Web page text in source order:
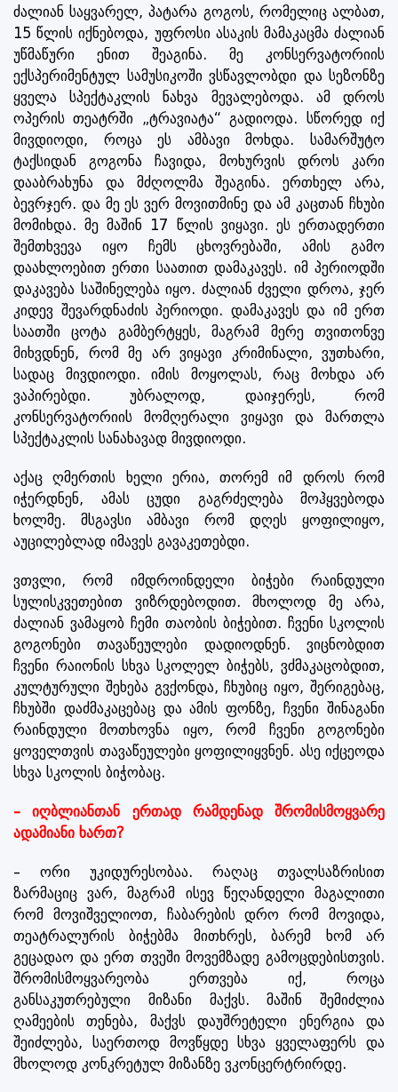
ძალიან საყვარელ, პატარა გოგოს, რომელიც ალბათ,
15 წლის იქნებოდა, უფროსი ასაკის მამაკაცმა ძალიან
უწმაწური ენით შეაგინა. მე კონსერვატორიის
ექსპერიმენტულ სამუსიკოში ვსწავლობდი და სეზონზე
ყველა სპექტაკლის ნახვა მევალებოდა. ამ დროს
ოპერის თეატრში „ტრავიატა“ გადიოდა. სწორედ იქ
მივდიოდი, როცა ეს ამბავი მოხდა. სამარშუტო
ტაქსიდან გოგონა ჩავიდა, მოხურვის დროს კარი
დააბრახუნა და მძღოლმა შეაგინა. ერთხელ არა,
ბევრჯერ. და მე ეს ვერ მოვითმინე და ამ კაცთან ჩხუბი
მომიხდა. მე მაშინ 17 წლის ვიყავი. ეს ერთადერთი
შემთხვევა იყო ჩემს ცხოვრებაში, ამის გამო
დაახლოებით ერთი საათით დამაკავეს. იმ პერიოდში
დაკავება საშინელება იყო. ძალიან ძველი დროა, ჯერ
კიდევ შევარდნაძის პერიოდი. დამაკავეს და იმ ერთ
საათში ცოტა გამბერტყეს, მაგრამ მერე თვითონვე
მიხვდნენ, რომ მე არ ვიყავი კრიმინალი, ვუთხარი,
სადაც მივდიოდი. იმის მოყოლას, რაც მოხდა არ
ვაპირებდი. უბრალოდ, დაიჯერეს, რომ
კონსერვატორიის მომღერალი ვიყავი და მართლა
სპექტაკლის სანახავად მივდიოდი.
აქაც ღმერთის ხელი ერია, თორემ იმ დროს რომ
იჭერდნენ, ამას ცუდი გაგრძელება მოჰყვებოდა
ხოლმე. მსგავსი ამბავი რომ დღეს ყოფილიყო,
აუცილებლად იმავეს გავაკეთებდი.
ვთვლი, რომ იმდროინდელი ბიჭები რაინდული
სულისკვეთებით ვიზრდებოდით. მხოლოდ მე არა,
ძალიან ვამაყობ ჩემი თაობის ბიჭებით. ჩვენი სკოლის
გოგონები თავაწეულები დადიოდნენ. ვიცნობდით
ჩვენი რაიონის სხვა სკოლელ ბიჭებს, ვძმაკაცობდით,
კულტურული შეხება გვქონდა, ჩხუბიც იყო, შერიგებაც,
ჩხუბში დაძმაკაცებაც და ამის ფონზე, ჩვენი შინაგანი
რაინდული მოთხოვნა იყო, რომ ჩვენი გოგონები
ყოველთვის თავაწეულები ყოფილიყვნენ. ასე იქცეოდა
სხვა სკოლის ბიჭობაც.
– იღბლიანთან ერთად რამდენად შრომისმოყვარე
ადამიანი ხართ?
– ორი უკიდურესობაა. რაღაც თვალსაზრისით
ზარმაციც ვარ, მაგრამ ისევ წეღანდელი მაგალითი
რომ მოვიშველიოთ, ჩაბარების დრო რომ მოვიდა,
თეატრალურის ბიჭებმა მითხრეს, ბარემ ხომ არ
გეცადაო და ერთ თვეში მოვემზადე გამოცდებისთვის.
შრომისმოყვარეობა ერთვება იქ, როცა
განსაკუთრებული მიზანი მაქვს. მაშინ შემიძლია
ღამეების თენება, მაქვს დაუშრეტელი ენერგია და
შეიძლება, საერთოდ მოვწყდე სხვა ყველაფერს და
მხოლოდ კონკრეტულ მიზანზე ვკონცერტრირდე.